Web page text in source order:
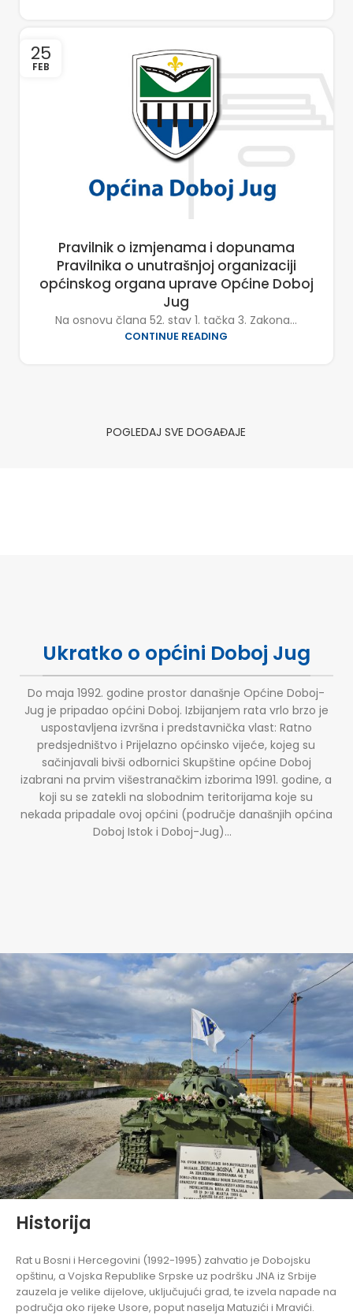
25
FEB
Pravilnik o izmjenama i dopunama
Pravilnika o unutrašnjoj organizaciji
općinskog organa uprave Općine Doboj
Jug
Na osnovu člana 52. stav 1. tačka 3. Zakona...
CONTINUE READING
POGLEDAJ SVE DOGAĐAJE
Ukratko o općini Doboj Jug
Do maja 1992. godine prostor današnje Općine Doboj-
Jug je pripadao općini Doboj. Izbijanjem rata vrlo brzo je
uspostavljena izvršna i predstavnička vlast: Ratno
predsjedništvo i Prijelazno općinsko vijeće, kojeg su
sačinjavali bivši odbornici Skupštine općine Doboj
izabrani na prvim višestranačkim izborima 1991. godine, a
koji su se zatekli na slobodnim teritorijama koje su
nekada pripadale ovoj općini (područje današnjih općina
Doboj Istok i Doboj-Jug)...
Historija
Rat u Bosni i Hercegovini (1992-1995) zahvatio je Dobojsku
opštinu, a Vojska Republike Srpske uz podršku JNA iz Srbije
zauzela je velike dijelove, uključujući grad, te izvela napade na
područja oko rijeke Usore, poput naselja Matuzići i Mravići.